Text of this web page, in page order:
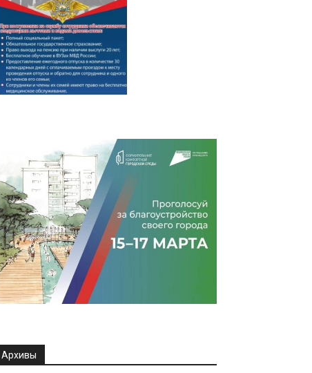
Архивы